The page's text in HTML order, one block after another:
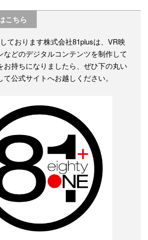
こちら
しております株式会社81plusは、VR映
などのデジタルコンテンツを制作して
お持ちになりましたら、ぜひ下の丸い
公式サイトへお越しください。